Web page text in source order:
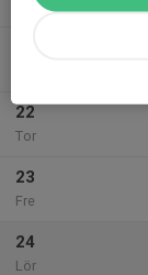
22
Tor
23
Fre
24
Lör